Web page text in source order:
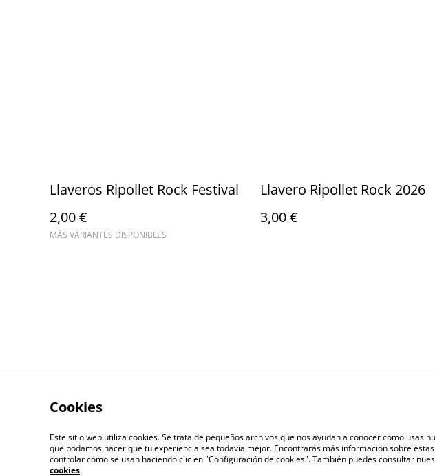
Llaveros Ripollet Rock Festival
2,00 €
MÁS VARIANTES DISPONIBLES
Llavero Ripollet Rock 2026
3,00 €
Cookies
Este sitio web utiliza cookies. Se trata de pequeños archivos que nos ayudan a conocer cómo usas
que podamos hacer que tu experiencia sea todavía mejor. Encontrarás más información sobre
controlar cómo se usan haciendo clic en "Configuración de cookies". También puedes consultar
cookies.